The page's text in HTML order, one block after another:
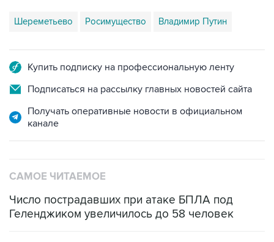
Шереметьево Росимущество Владимир Путин
Купить подписку на профессиональную ленту
Подписаться на рассылку главных новостей сайта
Получать оперативные новости в официальном
канале
САМОЕ ЧИТАЕМОЕ
Число пострадавших при атаке БПЛА под
Геленджиком увеличилось до 58 человек